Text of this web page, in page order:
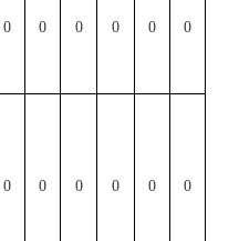
0 0 0 0 0 0
0 0 0 0 0 0